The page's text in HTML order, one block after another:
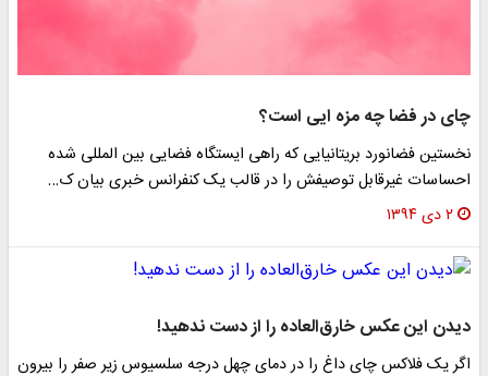
در فضا چه مزه ایی است؟
فضانورد بریتانیایی که راهی ایستگاه فضایی بین المللی شده
غیرقابل توصیفش را در قالب یک کنفرانس خبری بیان ک…
۲ دی ۱۳۹۴
این عکس خارق‌العاده را از دست ندهید!
یک فلاکس چای داغ را در دمای چهل درجه سلسیوس زیر صفر را بیرون